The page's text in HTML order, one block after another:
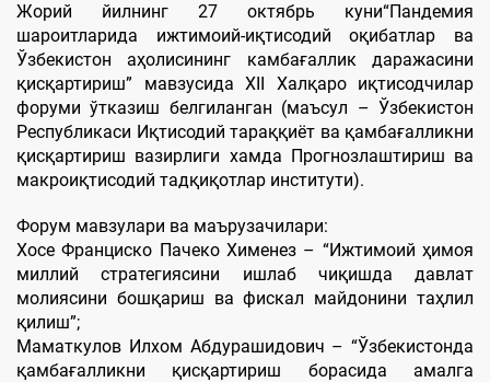
Жорий йилнинг 27 октябрь куни“Пандемия
шароитларида ижтимоий-иқтисодий оқибатлар ва
Ўзбекистон аҳолисининг камбағаллик даражасини
қисқартириш” мавзусида XII Халқаро иқтисодчилар
форуми ўтказиш белгиланган (маъсул – Ўзбекистон
Республикаси Иқтисодий тараққиёт ва қамбағалликни
қисқартириш вазирлиги хамда Прогнозлаштириш ва
макроиқтисодий тадқиқотлар институти).
Форум мавзулари ва маърузачилари:
Хосе Франциско Пачеко Хименез – “Ижтимоий ҳимоя
миллий стратегиясини ишлаб чиқишда давлат
молиясини бошқариш ва фискал майдонини таҳлил
қилиш”;
Маматкулов Илхом Абдурашидович – “Ўзбекистонда
қамбағалликни қисқартириш борасида амалга